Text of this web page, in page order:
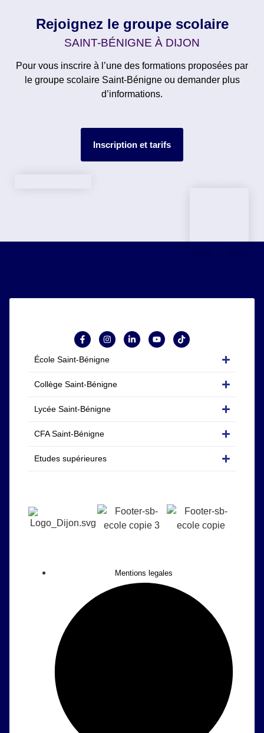
Rejoignez le groupe scolaire
SAINT-BÉNIGNE À DIJON
Pour vous inscrire à l’une des formations proposées par
le groupe scolaire Saint-Bénigne ou demander plus
d’informations.
Inscription et tarifs
École Saint-Bénigne
Collège Saint-Bénigne
Lycée Saint-Bénigne
CFA Saint-Bénigne
Etudes supérieures
Mentions legales